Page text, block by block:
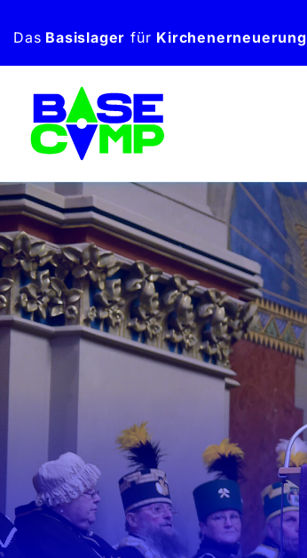
Inhalt
springen
Das Basislager für Kirchen­erneuerung